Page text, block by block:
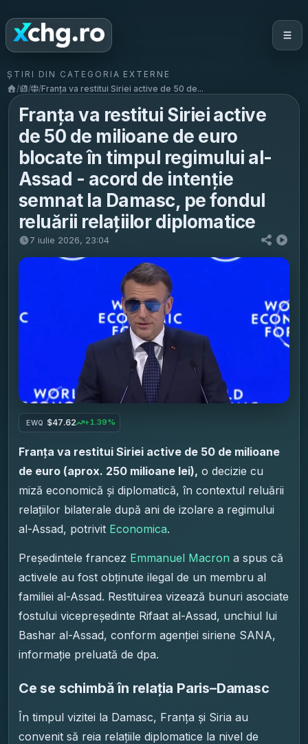
ȘTIRI DIN CATEGORIA EXTERNE
/
/ /Franța va restitui Siriei active de 50 de...
Franța va restitui Siriei active
de 50 de milioane de euro
blocate în timpul regimului al-
Assad - acord de intenție
semnat la Damasc, pe fondul
reluării relațiilor diplomatice
7 iulie 2026, 23:04
EWQ $47.62 +1.39%
Franța va restitui Siriei active de 50 de milioane
de euro (aprox. 250 milioane lei), o decizie cu
miză economică și diplomatică, în contextul reluării
relațiilor bilaterale după ani de izolare a regimului
al-Assad, potrivit Economica.
Președintele francez Emmanuel Macron a spus că
activele au fost obținute ilegal de un membru al
familiei al-Assad. Restituirea vizează bunuri asociate
fostului vicepreședinte Rifaat al-Assad, unchiul lui
Bashar al-Assad, conform agenției siriene SANA,
informație preluată de dpa.
Ce se schimbă în relația Paris–Damasc
În timpul vizitei la Damasc, Franța și Siria au
convenit să reia relațiile diplomatice la nivel de